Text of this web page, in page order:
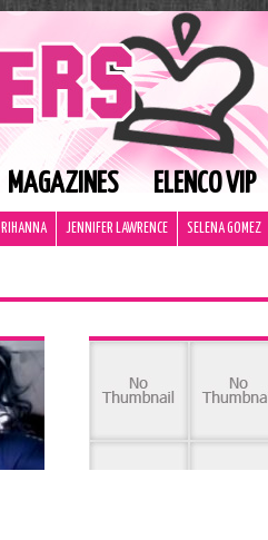
MAGAZINES ELENCO VIP
RIHANNA JENNIFER LAWRENCE SELENA GOMEZ